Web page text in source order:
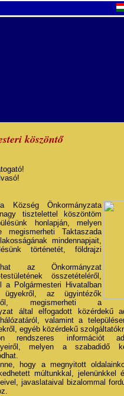
köszöntő
Község Önkormányzata
tisztelettel köszöntöm
honlapján, melyen
megismerheti Taktaszada
mindennapjait,
történetét, földrajzi
az Önkormányzat
testületének összetételéről,
a Polgármesteri Hivatalban
ügyekről, az ügyintézők
megismerheti a
által elfogadott közérdekű
valamint a
egyéb közérdekű
rendszeres információt
melyen a szabadidő
hogy a megnyitott
múltunkkal, jelenünkkel
javaslataival bizalommal